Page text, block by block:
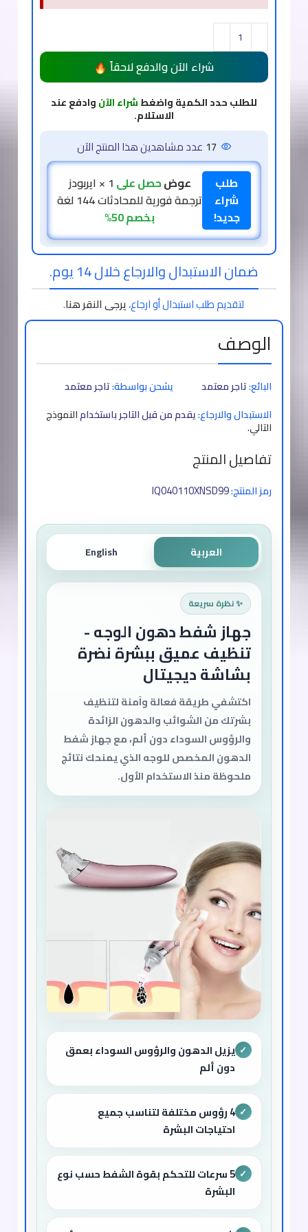
شراء الآن والدفع لاحقاً
للطلب حدد الكمية واضغطشراء الآنوادفع عند
الاستلام.
17 عدد مشاهدين هذا المنتج الآن
طلب
شراء
جديد!
عوضحصل على 1 × ايربودز
ترجمة فورية للمحادثات 144 لغة
بخصم 50%
ضمان الاستبدال والارجاع خلال 14 يوم.
لتقديم طلب استبدال أو ارجاع،يرجى النقر هنا.
الوصف
البائع:تاجر معتمد يشحن بواسطة:تاجر معتمد
الاستبدال والارجاع:يقدم من قبل التاجر باستخدامالنموذج
التالي.
تفاصيل المنتج
رمز المنتج:IQ040110XNSD99
العربية English
✨ نظرة سريعة
جهاز شفط دهون الوجه -
تنظيف عميق ببشرة نضرة
بشاشة ديجيتال
اكتشفي طريقة فعالة وآمنة لتنظيف
بشرتك من الشوائب والدهون الزائدة
والرؤوس السوداء دون ألم، مع جهاز شفط
الدهون المخصص للوجه الذي يمنحك نتائج
ملحوظة منذ الاستخدام الأول.
✓ يزيل الدهون والرؤوس السوداء بعمق
دون ألم
✓
4 رؤوس مختلفة لتناسب جميع
احتياجات البشرة
✓
5 سرعات للتحكم بقوة الشفط حسب نوع
البشرة